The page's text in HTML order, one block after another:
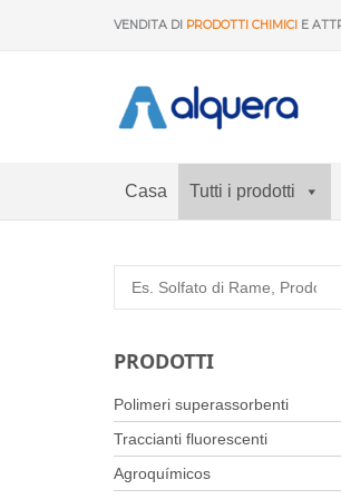
VENDITA DI PRODOTTI CHIMICI E
Casa Tutti i prodotti
PRODOTTI
Polimeri superassorbenti
Traccianti fluorescenti
Agroquímicos